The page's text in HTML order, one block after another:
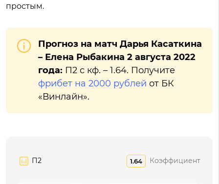
простым.
Прогноз на матч Дарья Касаткина
– Елена Рыбакина 2 августа 2022
года: П2 с кф. – 1.64. Получите
фрибет на 2000 рублей от БК
«Винлайн».
П2 1.64 Коэффициент